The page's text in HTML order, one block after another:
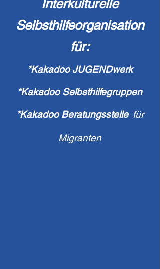
Interkulturelle
Selbsthilfeorganisation
für:
*Kakadoo JUGENDwerk
*Kakadoo Selbsthilfegruppen
*Kakadoo Beratungsstelle für
Migranten